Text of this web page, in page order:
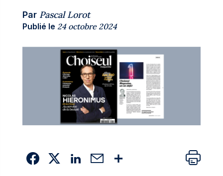
Par Pascal Lorot
Publié le 24 octobre 2024